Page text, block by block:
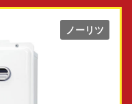
ノーリツ